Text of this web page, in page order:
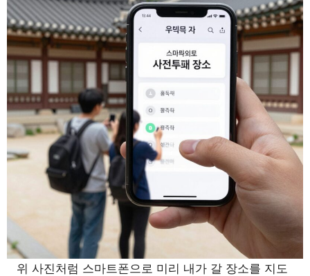
위 사진처럼 스마트폰으로 미리 내가 갈 장소를 지도